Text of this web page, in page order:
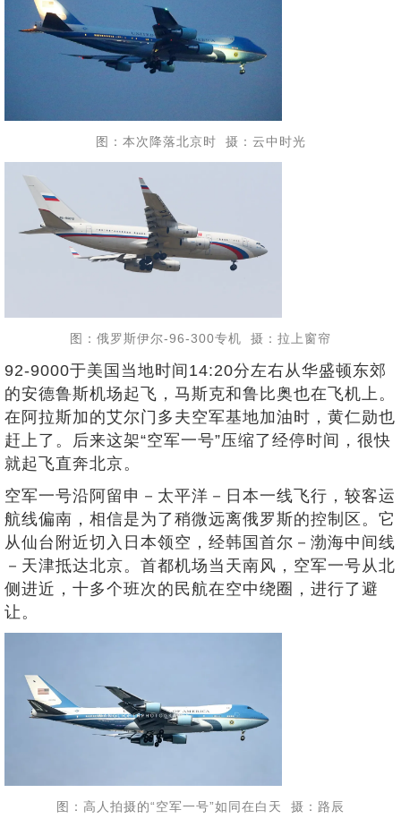
图：本次降落北京时 摄：云中时光
图：俄罗斯伊尔-96-300专机 摄：拉上窗帘
92-9000于美国当地时间14:20分左右从华盛顿东郊
的安德鲁斯机场起飞，马斯克和鲁比奥也在飞机上。
在阿拉斯加的艾尔门多夫空军基地加油时，黄仁勋也
赶上了。后来这架“空军一号”压缩了经停时间，很快
就起飞直奔北京。
空军一号沿阿留申－太平洋－日本一线飞行，较客运
航线偏南，相信是为了稍微远离俄罗斯的控制区。它
从仙台附近切入日本领空，经韩国首尔－渤海中间线
－天津抵达北京。首都机场当天南风，空军一号从北
侧进近，十多个班次的民航在空中绕圈，进行了避
让。
图：高人拍摄的“空军一号”如同在白天 摄：路辰